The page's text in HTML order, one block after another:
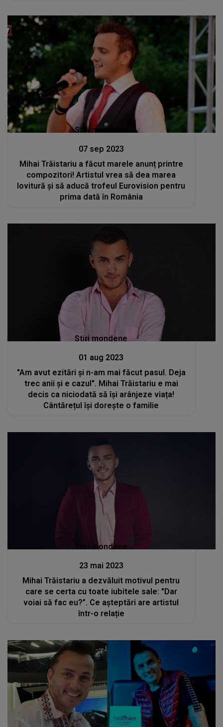
Stiri mondene
07 sep 2023
Mihai Trăistariu a făcut marele anunț printre
compozitori! Artistul vrea să dea marea
lovitură și să aducă trofeul Eurovision pentru
prima dată în România
Stiri mondene
01 aug 2023
"Am avut ezitări și n-am mai făcut pasul. Deja
trec anii și e cazul". Mihai Trăistariu e mai
decis ca niciodată să își arânjeze viața!
Cântărețul își dorește o familie
Stiri mondene
23 mai 2023
Mihai Trăistariu a dezvăluit motivul pentru
care se certa cu toate iubitele sale: "Dar
voiai să fac eu?”. Ce așteptări are artistul
într-o relație